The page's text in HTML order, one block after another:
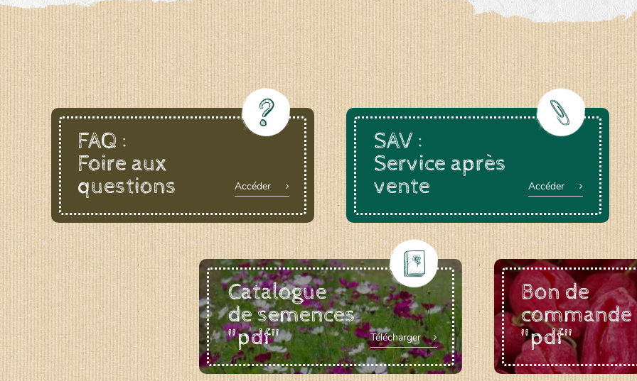
www.biaugerme.com
SATIVA RHEINAU (SAD)
www.sativa-rheinau.ch
SEMAILLES (SEM)
www.semaille.com
FAQ :
Foire aux
questions
Accéder
SAV :
Service après
vente
Accéder
Catalogue
de semences
"pdf"
Télécharger
Bon de
commande
"pdf"